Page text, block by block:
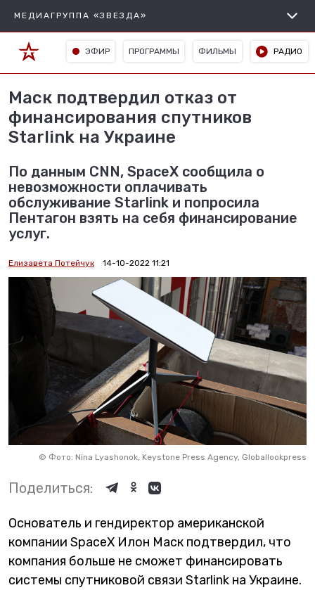
МЕДИАГРУППА «ЗВЕЗДА»
ЭФИР ПРОГРАММЫ ФИЛЬМЫ РАДИО
Маск подтвердил отказ от
финансирования спутников
Starlink на Украине
По данным CNN, SpaceX сообщила о
невозможности оплачивать
обслуживание Starlink и попросила
Пентагон взять на себя финансирование
услуг.
Елизавета Потейчук 14-10-2022 11:21
© Фото: Nina Lyashonok, Keystone Press Agency, Globallookpress
Поделиться:
Основатель и гендиректор американской
компании SpaceX Илон Маск подтвердил, что
компания больше не сможет финансировать
системы спутниковой связи Starlink на Украине.